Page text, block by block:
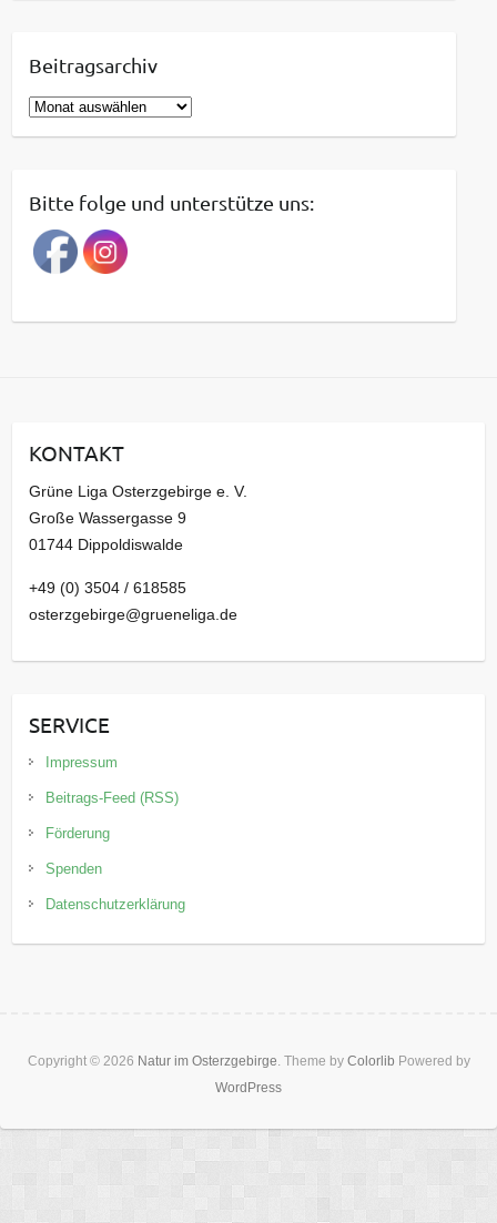
Beitragsarchiv
B
e
r
a
g
a
v
Bitte folge und unterstütze uns:
KONTAKT
Grüne Liga Osterzgebirge e. V.
Große Wassergasse 9
01744 Dippoldiswalde
+49 (0) 3504 / 618585
osterzgebirge@grueneliga.de
SERVICE
Impressum
Beitrags-Feed (RSS)
Förderung
Spenden
Datenschutzerklärung
Copyright © 2026 Natur im Osterzgebirge. Theme by Colorlib Powered by
WordPress